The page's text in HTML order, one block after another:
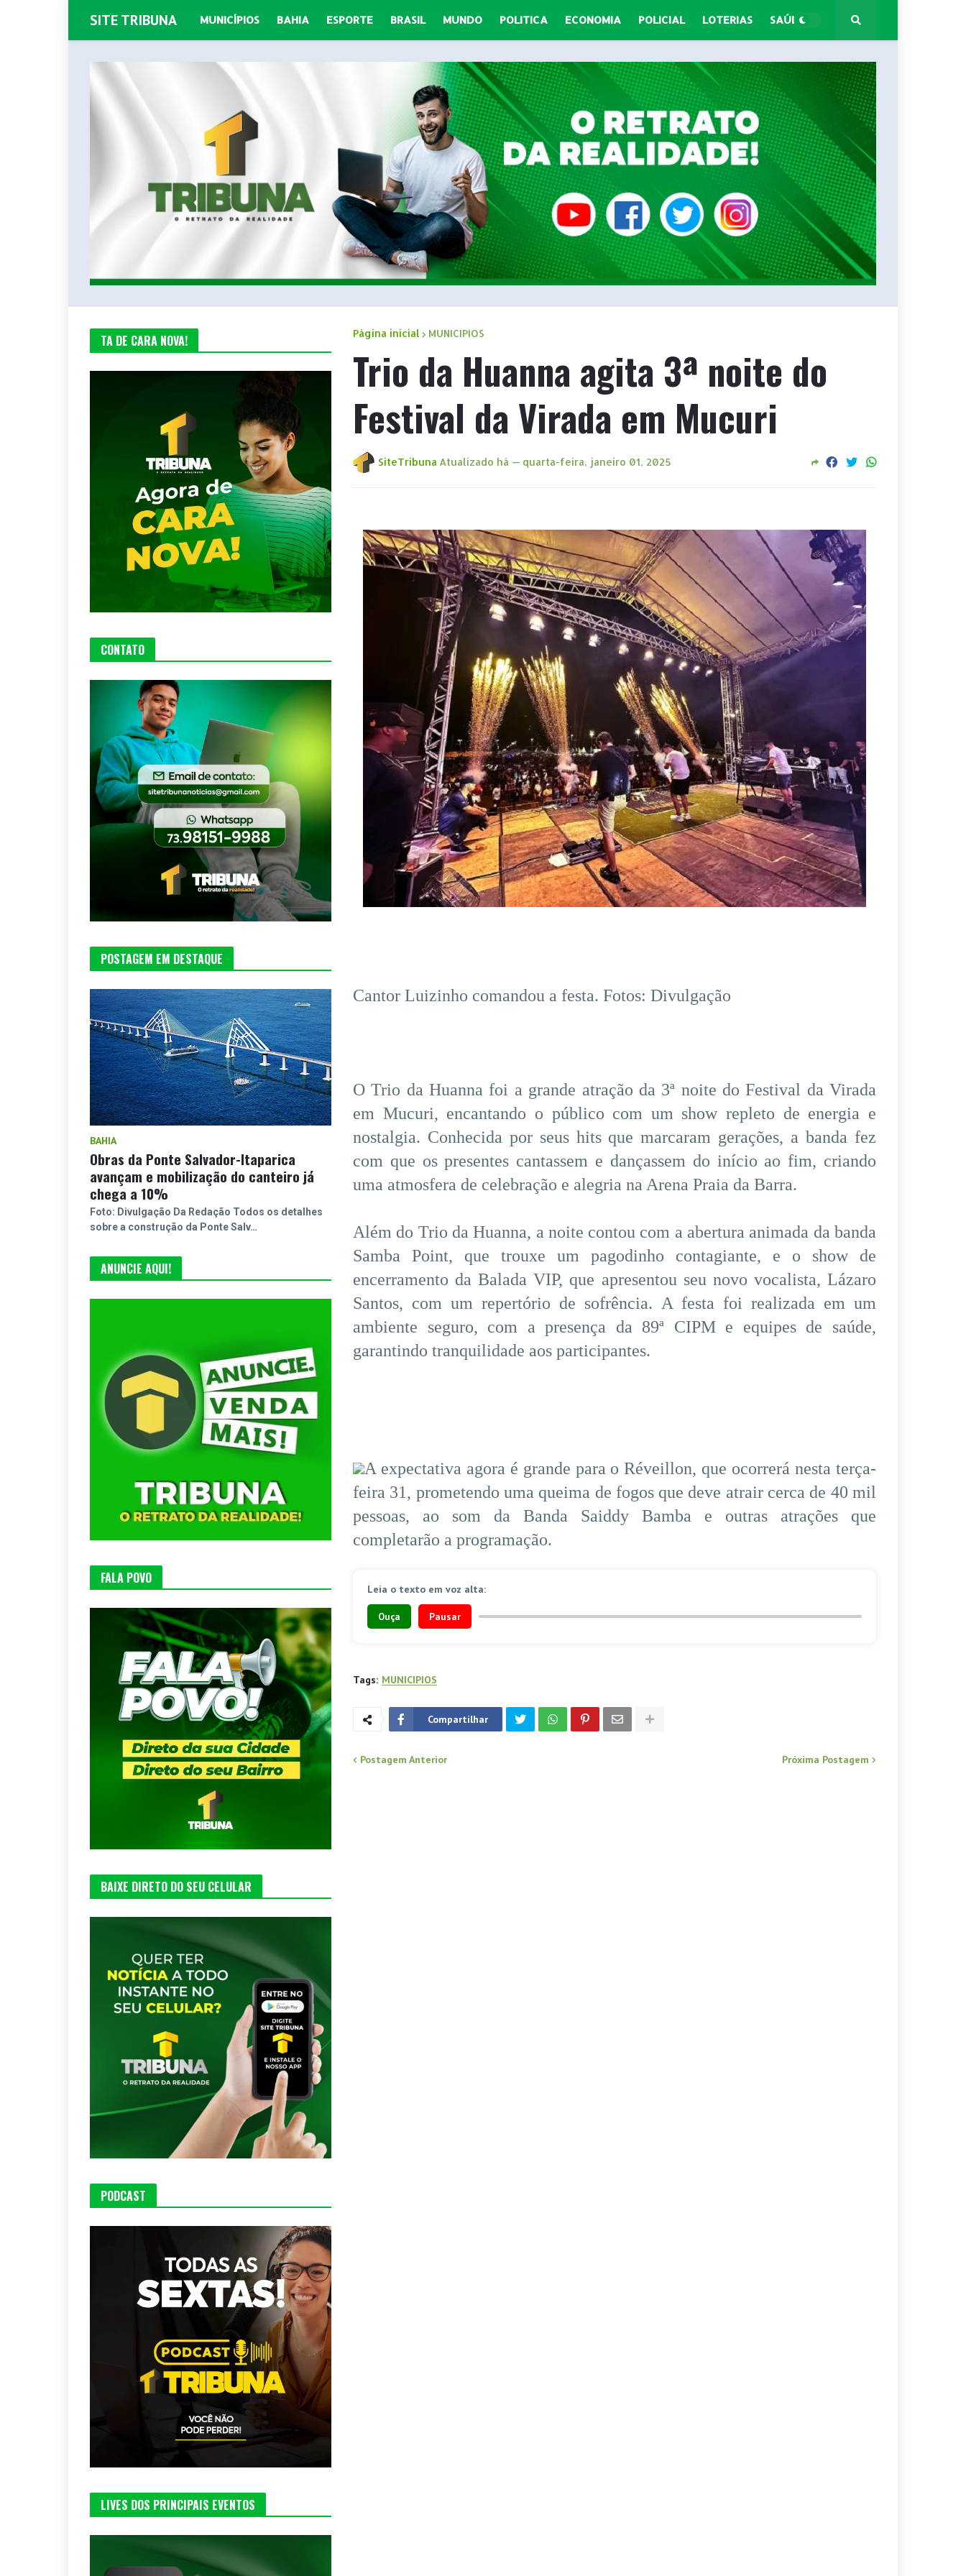
SITE TRIBUNA MUNICÍPIOS BAHIA ESPORTE BRASIL MUNDO POLITICA ECONOMIA POLICIAL LOTERIAS SAÚDE
Página inicial MUNICIPIOS
Trio da Huanna agita 3ª noite do
Festival da Virada em Mucuri
SiteTribuna Atualizado há — quarta-feira, janeiro 01, 2025
Cantor Luizinho comandou a festa. Fotos: Divulgação
O Trio da Huanna foi a grande atração da 3ª noite do Festival da Virada
em Mucuri, encantando o público com um show repleto de energia e
nostalgia. Conhecida por seus hits que marcaram gerações, a banda fez
com que os presentes cantassem e dançassem do início ao fim, criando
uma atmosfera de celebração e alegria na Arena Praia da Barra.
Além do Trio da Huanna, a noite contou com a abertura animada da banda
Samba Point, que trouxe um pagodinho contagiante, e o show de
encerramento da Balada VIP, que apresentou seu novo vocalista, Lázaro
Santos, com um repertório de sofrência. A festa foi realizada em um
ambiente seguro, com a presença da 89ª CIPM e equipes de saúde,
garantindo tranquilidade aos participantes.
A expectativa agora é grande para o Réveillon, que ocorrerá nesta terça-
feira 31, prometendo uma queima de fogos que deve atrair cerca de 40 mil
pessoas, ao som da Banda Saiddy Bamba e outras atrações que
completarão a programação.
Leia o texto em voz alta:
Ouça Pausar
Tags: MUNICIPIOS
Compartilhar
Postagem Anterior Próxima Postagem
TA DE CARA NOVA!
CONTATO
POSTAGEM EM DESTAQUE
BAHIA
Obras da Ponte Salvador-Itaparica
avançam e mobilização do canteiro já
chega a 10%
Foto: Divulgação Da Redação Todos os detalhes
sobre a construção da Ponte Salv…
ANUNCIE AQUI!
FALA POVO
BAIXE DIRETO DO SEU CELULAR
PODCAST
LIVES DOS PRINCIPAIS EVENTOS